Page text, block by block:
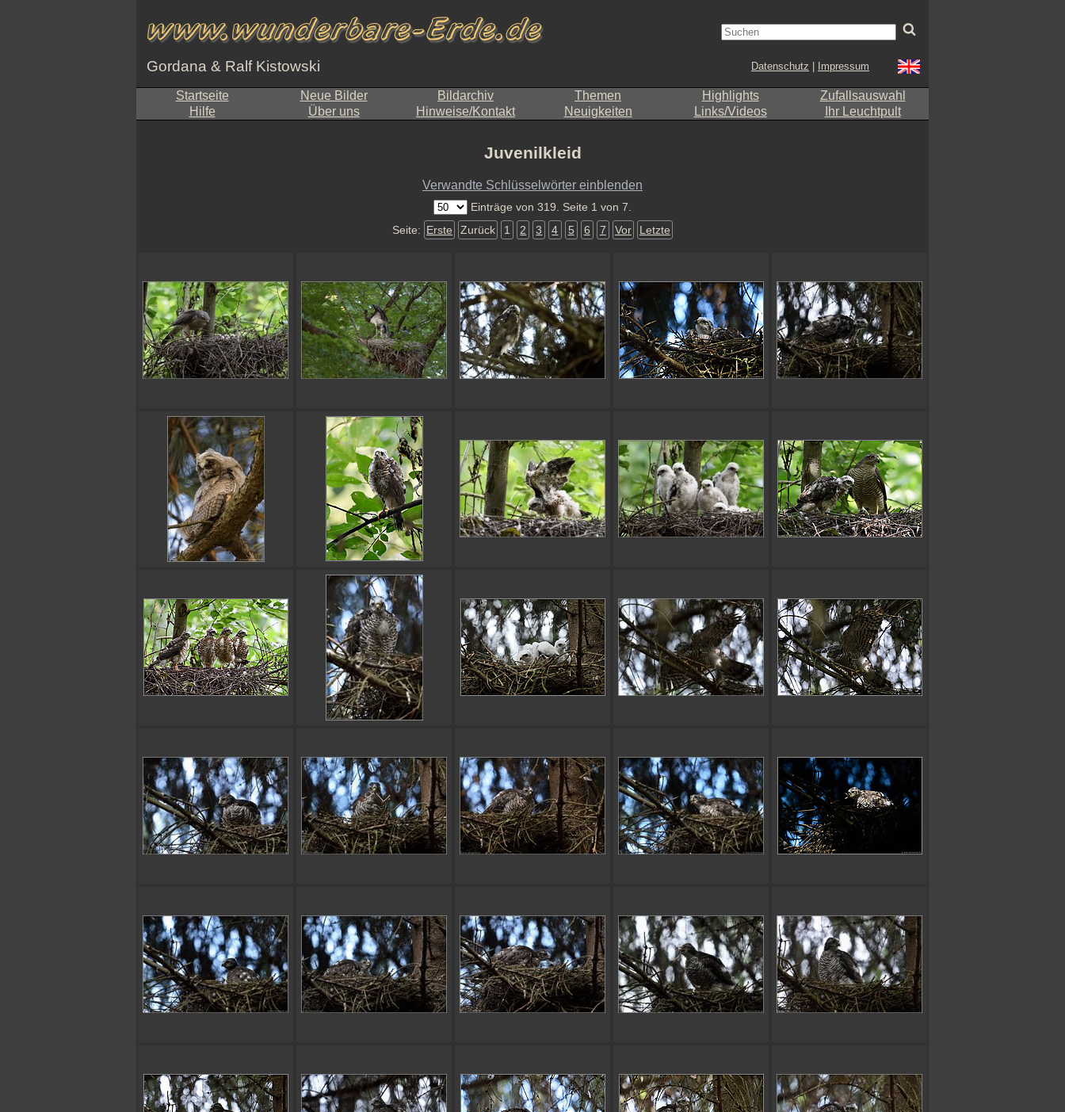
Gordana & Ralf Kistowski Datenschutz Impressum
Startseite Neue Bilder Bildarchiv Themen Highlights
Zufallsauswahl
Hilfe
Über uns Hinweise/Kontakt Neuigkeiten Links/Videos Ihr Leuchtpult
Juvenilkleid
Verwandte Schlüsselwörter einblenden
Einträge von 319. Seite 1 von 7.
Seite: Erste Zurück 1 2 3 4 5 6 7 Vor Letzte